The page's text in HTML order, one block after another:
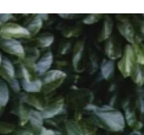
estilo cargado de
y golosinas, esta obra
emocional en una travesía donde ser
cursi es empacharse de
invita a vivir lo
un toque pop
nostálgico.